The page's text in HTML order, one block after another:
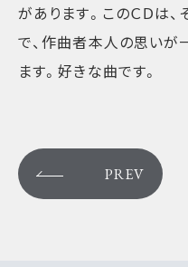
があります。このＣＤは
で、作曲者本人の思いが
ます。好きな曲です。
PREV